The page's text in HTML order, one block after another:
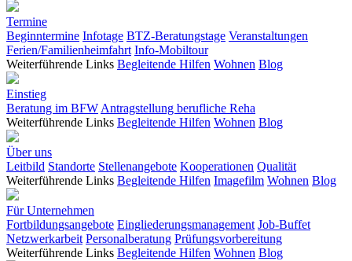
Termine
Beginntermine Infotage BTZ-Beratungstage Veranstaltungen
Ferien/Familienheimfahrt Info-Mobiltour
Weiterführende Links Begleitende Hilfen Wohnen Blog
Einstieg
Beratung im BFWAntragstellung berufliche Reha
Weiterführende Links Begleitende Hilfen Wohnen Blog
Über uns
Leitbild Standorte Stellenangebote Kooperationen Qualität
Weiterführende Links Begleitende Hilfen Imagefilm Wohnen Blog
Für Unternehmen
Fortbildungsangebote Eingliederungsmanagement Job-Buffet
Netzwerkarbeit Personalberatung Prüfungsvorbereitung
Weiterführende Links Begleitende Hilfen Wohnen Blog